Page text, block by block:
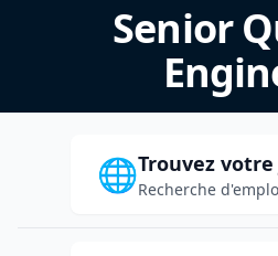
Senior
🌐Trouvez
Recherche